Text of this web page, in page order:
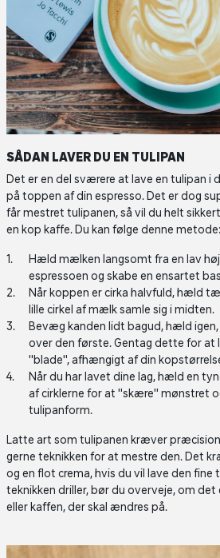
SÅDAN LAVER DU EN TULIPAN
Det er en del sværere at lave en tulipan i
på toppen af din espresso. Det er dog
får mestret tulipanen, så vil du helt
en kop kaffe. Du kan følge denne metode:
Hæld mælken langsomt fra en lav
espressoen og skabe en ensartet
Når koppen er cirka halvfuld, hæld
lille cirkel af mælk samle sig i midten.
Bevæg kanden lidt bagud, hæld igen,
over den første. Gentag dette for at
"blade", afhængigt af din
Når du har lavet dine lag, hæld en
af cirklerne for at "skære" mønstret
tulipanform.
Latte art som tulipanen kræver
gerne teknikken for at mestre den. Det
og en flot crema, hvis du vil lave den fine
teknikken driller, bør du overveje, om
eller kaffen, der skal ændres på.